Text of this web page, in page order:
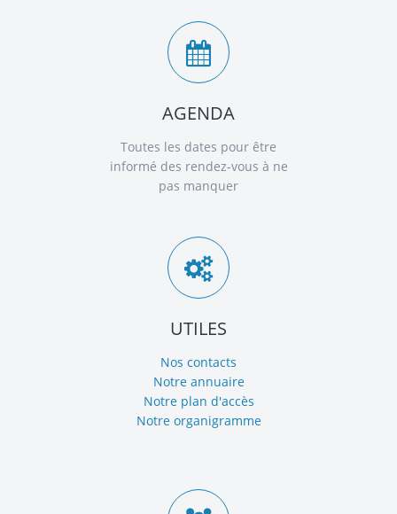
AGENDA
Toutes les dates pour être
informé des rendez-vous à ne
pas manquer
UTILES
Nos contacts
Notre annuaire
Notre plan d'accès
Notre organigramme